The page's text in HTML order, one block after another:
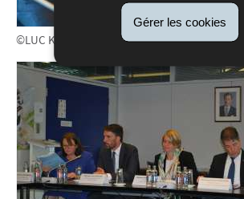
Gérer les cookies
©LUC KOHNEN